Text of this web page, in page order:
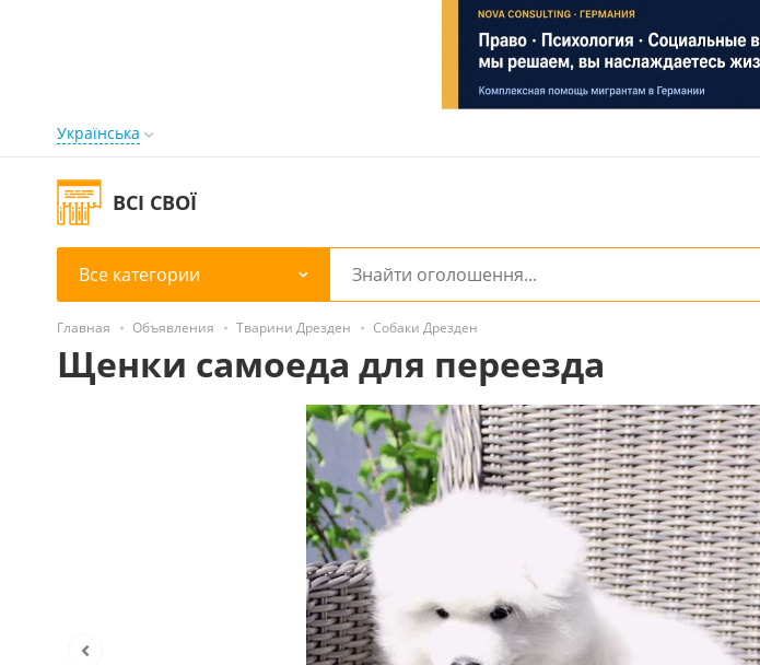
Українська
ВСІ СВОЇ
Все категории
Главная Объявления Тварини Дрезден Собаки Дрезден
Щенки самоеда для переезда